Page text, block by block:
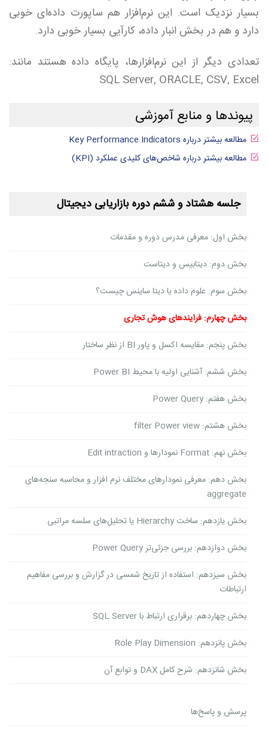
بسیار نزدیک است. این نرم‌افزار هم ساپورت داده‌ای خوبی
دارد و هم در بخش انبار داده، کارآیی بسیار خوبی دارد.
تعدادی دیگر از این نرم‌افزارها،‌ پایگاه داده هستند مانند:
SQL Server, ORACLE, CSV, Excel
پیوندها و منابع آموزشی
مطالعه بیشتر درباره Key Performance Indicators
مطالعه بیشتر درباره شاخص‌های کلیدی عملکرد (KPI)
جلسه هشتاد و ششم دوره بازاریابی دیجیتال
بخش اول: معرفی مدرس دوره و مقدمات
بخش دوم: دیتابیس و دیتاست
بخش سوم: علوم داده یا دیتا ساینس چیست؟
بخش چهارم: فرایندهای هوش تجاری
بخش پنجم: مقایسه اکسل و پاور BI از نظر ساختار
بخش ششم: آشنایی اولیه با محیط Power BI
بخش هفتم: Power Query
بخش هشتم: filter Power view
بخش نهم: Format نمودارها و Edit intraction
بخش دهم: معرفی نمودارهای مختلف نرم افزار و محاسبه سنجه‌های
aggregate
بخش یازدهم: ساخت Hierarchy یا تحلیل‌های سلسه مراتبی
بخش دوازدهم: بررسی جزئی‌تر Power Query
بخش سیزدهم: استفاده از تاریخ شمسی در گزارش و بررسی مفاهیم
ارتباطات
بخش چهاردهم: برقراری ارتباط با SQL Server
بخش پانزدهم: Role Play Dimension
بخش شانزدهم: شرح کامل DAX و توابع آن
پرسش و پاسخ‌ها